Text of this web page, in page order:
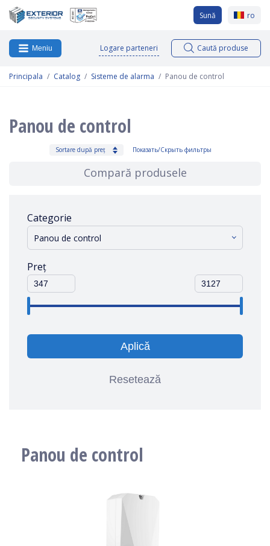
Sună ro
Meniu Logare parteneri Caută produse
Principala Catalog Sisteme de alarma Panou de control
Panou de control
Sortare după preț Показать/Скрыть фильтры
Compară produsele
Categorie
Panou de control
Preț
Aplică
Resetează
Panou de control